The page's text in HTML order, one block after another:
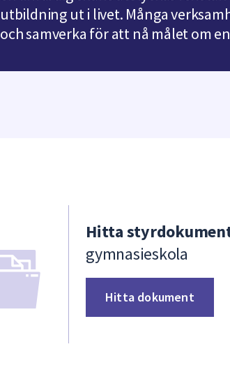
utbildning ut i livet. Många
och samverka för att nå målet om
Hitta
gymnasieskola
Hitta dokument